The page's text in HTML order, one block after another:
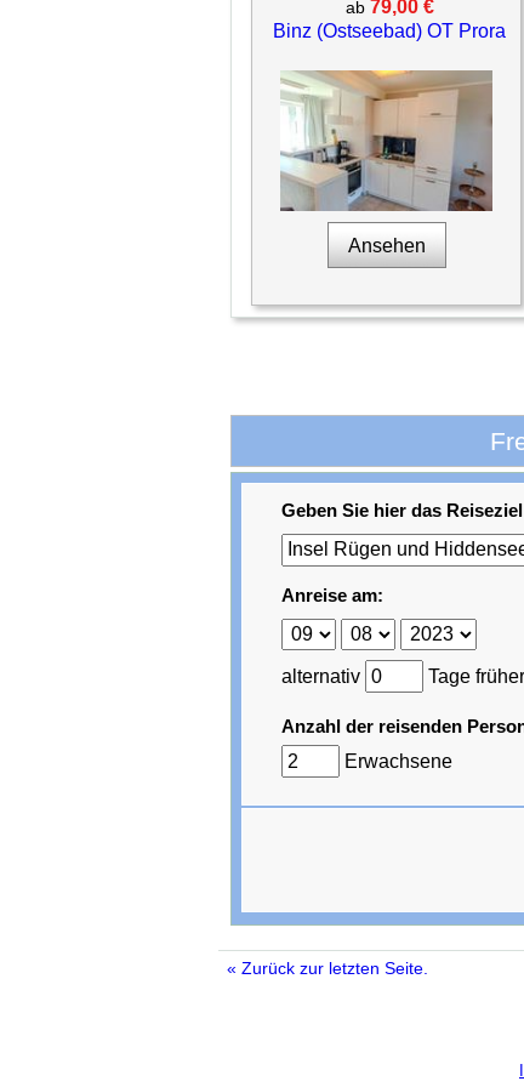
ab 79,00 €
Binz (Ostseebad) OT Prora
Ansehen
Geben Sie hier das
Anreise am:
alternativ Tage früher
Anzahl der reisenden
Erwachsene
« Zurück zur letzten Seite.